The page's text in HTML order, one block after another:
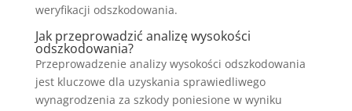
weryfikacji odszkodowania.
Jak przeprowadzić analizę wysokości
odszkodowania?
Przeprowadzenie analizy wysokości odszkodowania
jest kluczowe dla uzyskania sprawiedliwego
wynagrodzenia za szkody poniesione w wyniku